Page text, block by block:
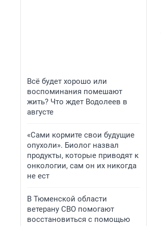
Всё будет хорошо или
воспоминания помешают
жить? Что ждет Водолеев в
августе
«Сами кормите свои будущие
опухоли». Биолог назвал
продукты, которые приводят к
онкологии, сам он их никогда
не ест
В Тюменской области
ветерану СВО помогают
восстановиться с помощью